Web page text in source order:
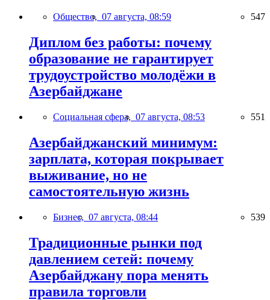
Общество, 07 августа, 08:59 547
Диплом без работы: почему
образование не гарантирует
трудоустройство молодёжи в
Азербайджане
Социальная сфера, 07 августа, 08:53 551
Азербайджанский минимум:
зарплата, которая покрывает
выживание, но не
самостоятельную жизнь
Бизнес, 07 августа, 08:44 539
Традиционные рынки под
давлением сетей: почему
Азербайджану пора менять
правила торговли